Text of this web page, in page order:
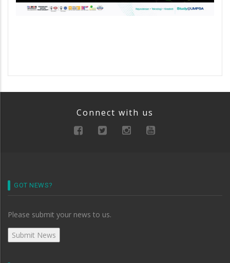
Connect with us
GOT NEWS?
Please submit your news to us.